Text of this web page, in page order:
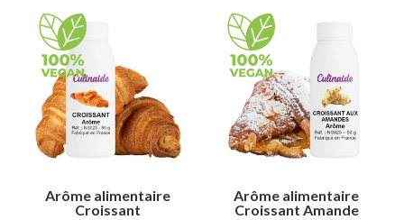
Arôme alimentaire
Croissant
Arôme alimentaire
Croissant Amande